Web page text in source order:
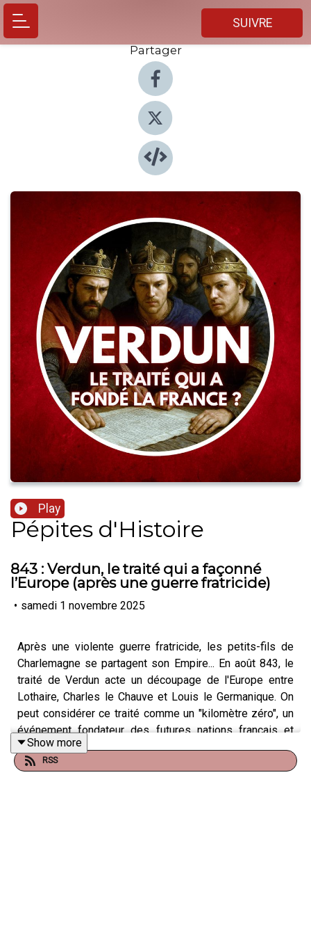
SUIVRE
Partager
Play
Pépites d'Histoire
843 : Verdun, le traité qui a façonné
l’Europe (après une guerre fratricide)
• samedi 1 novembre 2025
Après une violente guerre fratricide, les petits-fils de
Charlemagne se partagent son Empire... En août 843, le
traité de Verdun acte un découpage de l'Europe entre
Lothaire, Charles le Chauve et Louis le Germanique. On
peut considérer ce traité comme un "kilomètre zéro", un
événement fondateur des futures nations français et
allemandes ! Bonne écoute. ⚔️
Show more
RSS